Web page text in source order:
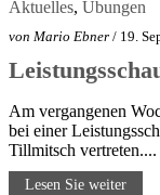
Aktuelles, Übungen
von Mario Ebner / 19.
Am vergangenen
bei einer
Tillmitsch vertreten....
Lesen Sie weiter